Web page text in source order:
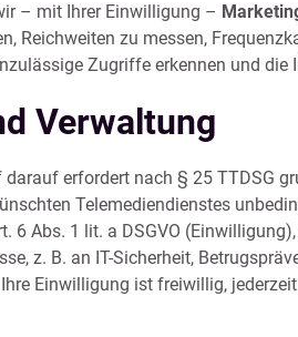
– mit Ihrer Einwilligung –
Reichweiten zu messen,
Zugriffe erkennen und die
Verwaltung
erfordert nach § 25 TTDSG
Telemediendienstes
Abs. 1 lit. a DSGVO
z. B. an IT-Sicherheit,
Einwilligung ist freiwillig,